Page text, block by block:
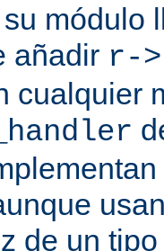
módulo
añadir r-
cualquier
de un